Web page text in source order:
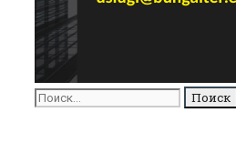
Поиск
для: